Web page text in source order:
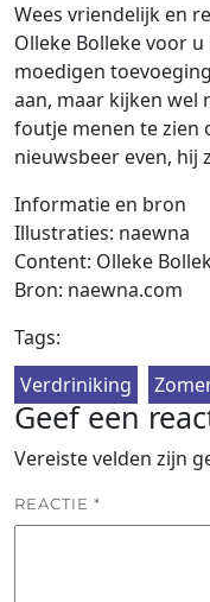
Wees vriendelijk en
Olleke Bolleke voor
moedigen
aan, maar kijken wel
foutje menen te zien
nieuwsbeer even, hij
Informatie en bron
Illustraties: naewna
Content: Olleke
Bron: naewna.com
Tags:
Verdriniking
Geef een
Vereiste velden zijn
REACTIE *